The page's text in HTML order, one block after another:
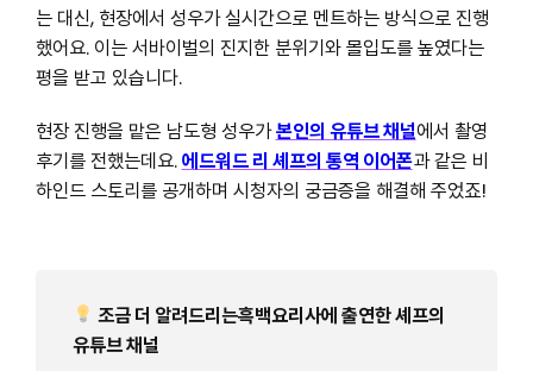
는 대신, 현장에서 성우가 실시간으로 멘트하는 방식으로 진행
했어요. 이는 서바이벌의 진지한 분위기와 몰입도를 높였다는
평을 받고 있습니다.
현장 진행을 맡은 남도형 성우가본인의 유튜브 채널에서 촬영
후기를 전했는데요.에드워드 리 셰프의 통역 이어폰과 같은 비
하인드 스토리를 공개하며 시청자의 궁금증을 해결해 주었죠!
조금 더 알려드리는흑백요리사에 출연한 셰프의
유튜브 채널